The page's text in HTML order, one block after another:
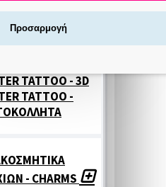
ΣΦΡΑΓΙΔΕΣ
ΝΥΧΙΩΝ
TATTOO - 3D
TATTOO -
- CHARMS
Προσαρμογή